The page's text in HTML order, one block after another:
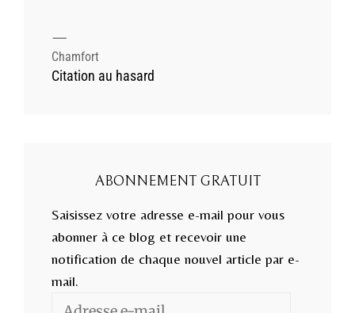
—
Chamfort
Citation au hasard
ABONNEMENT GRATUIT
Saisissez votre adresse e-mail pour vous
abonner à ce blog et recevoir une
notification de chaque nouvel article par e-
mail.
Adresse